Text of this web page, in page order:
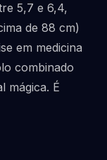
5,7 e 6,4,
de 88 cm)
em medicina
combinado
mágica. É